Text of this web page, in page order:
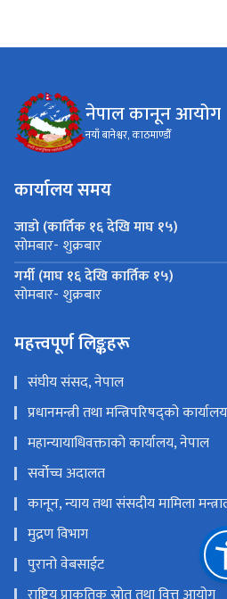
नेपाल कानून आयोग
नयाँ बानेश्वर, काठमाण्डौँ
कार्यालय समय
जाडो (कार्तिक १६ देखि माघ १५)
सोमबार- शुक्रबार
गर्मी (माघ १६ देखि कार्तिक १५)
सोमबार- शुक्रबार
महत्त्वपूर्ण लिङ्कहरू
संघीय संसद, नेपाल
प्रधानमन्त्री तथा मन्त्रिपरिषद्को कार्यालय
महान्यायाधिवक्ताको कार्यालय, नेपाल
सर्वोच्च अदालत
कानून, न्याय तथा संसदीय मामिला
मुद्रण विभाग
पुरानो वेबसाईट